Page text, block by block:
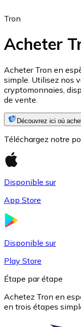
Ethereum
ETH
Tron
Acheter
Acheter Tron en
simple. Utilisez nos
cryptomonnaies,
de vente.
Découvrez ici où
Téléchargez notre
Disponible sur
App Store
Disponible sur
Play Store
Étape par étape
Achetez Tron en
en trois étapes